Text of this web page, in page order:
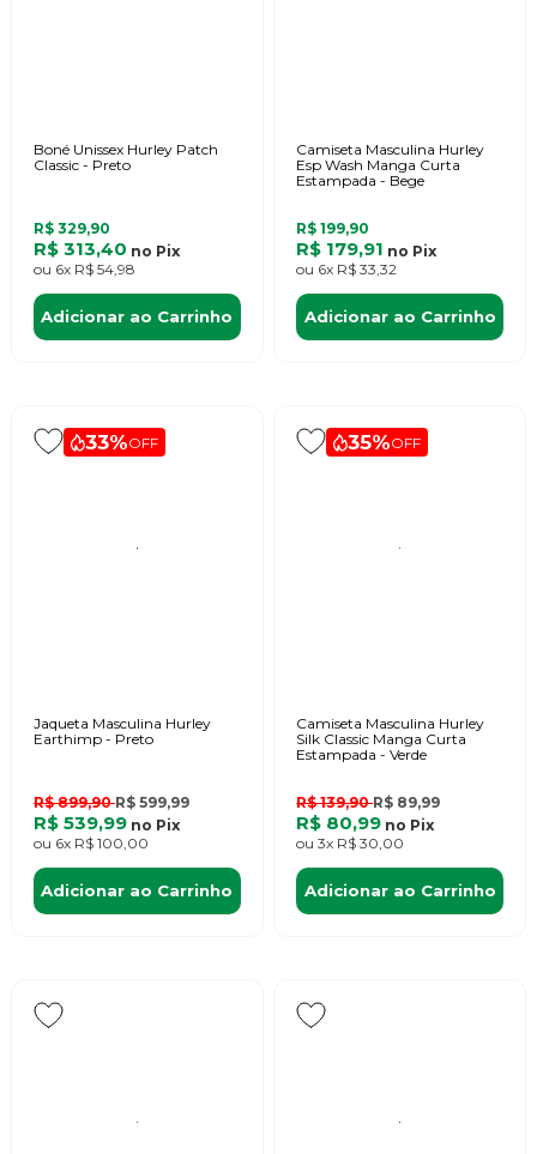
Boné Unissex Hurley Patch
Classic - Preto
R$ 329,90
R$ 313,40 no Pix
ou 6x R$ 54,98
Adicionar ao Carrinho
Camiseta Masculina Hurley
Esp Wash Manga Curta
Estampada - Bege
R$ 199,90
R$ 179,91 no Pix
ou 6x R$ 33,32
Adicionar ao Carrinho
33%OFF
Jaqueta Masculina Hurley
Earthimp - Preto
R$ 899,90R$ 599,99
R$ 539,99 no Pix
ou 6x R$ 100,00
Adicionar ao Carrinho
35%OFF
Camiseta Masculina Hurley
Silk Classic Manga Curta
Estampada - Verde
R$ 139,90R$ 89,99
R$ 80,99 no Pix
ou 3x R$ 30,00
Adicionar ao Carrinho